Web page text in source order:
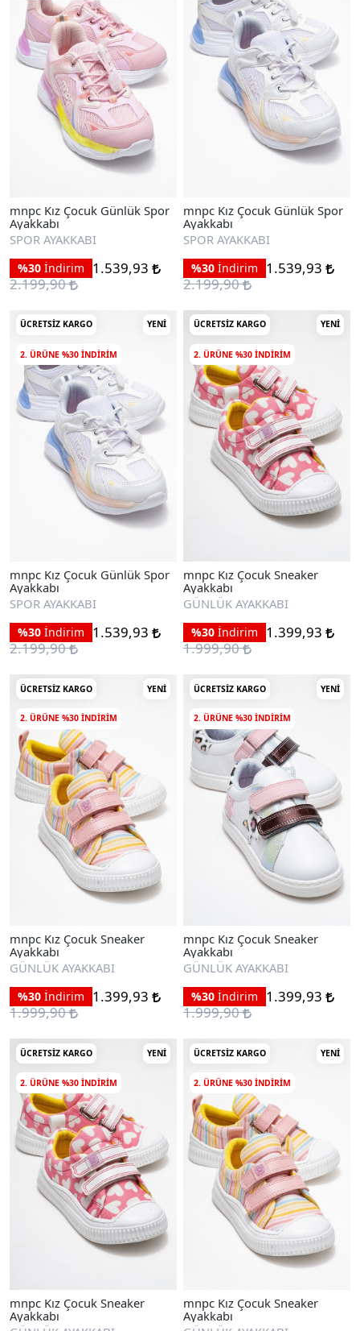
mnpc Kız Çocuk Günlük Spor
Ayakkabı
SPOR AYAKKABI
%30 İndirim
1.539,93
2.199,90
mnpc Kız Çocuk Günlük Spor
Ayakkabı
SPOR AYAKKABI
%30 İndirim
1.539,93
2.199,90
ÜCRETSIZ KARGO YENI
2. ÜRÜNE %30 INDIRIM
mnpc Kız Çocuk Günlük Spor
Ayakkabı
SPOR AYAKKABI
%30 İndirim
1.539,93
2.199,90
ÜCRETSIZ KARGO YENI
2. ÜRÜNE %30 INDIRIM
mnpc Kız Çocuk Sneaker
Ayakkabı
GÜNLÜK AYAKKABI
%30 İndirim
1.399,93
1.999,90
ÜCRETSIZ KARGO YENI
2. ÜRÜNE %30 INDIRIM
mnpc Kız Çocuk Sneaker
Ayakkabı
GÜNLÜK AYAKKABI
%30 İndirim
1.399,93
1.999,90
ÜCRETSIZ KARGO YENI
2. ÜRÜNE %30 INDIRIM
mnpc Kız Çocuk Sneaker
Ayakkabı
GÜNLÜK AYAKKABI
%30 İndirim
1.399,93
1.999,90
ÜCRETSIZ KARGO YENI
2. ÜRÜNE %30 INDIRIM
mnpc Kız Çocuk Sneaker
Ayakkabı
ÜCRETSIZ KARGO YENI
2. ÜRÜNE %30 INDIRIM
mnpc Kız Çocuk Sneaker
Ayakkabı